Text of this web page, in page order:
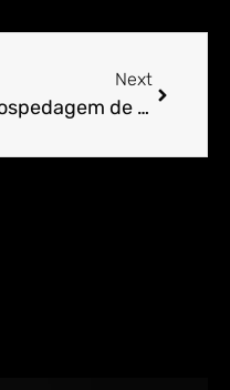
Next
Hospedagem de Sites para Engenheiro em Alcântaras